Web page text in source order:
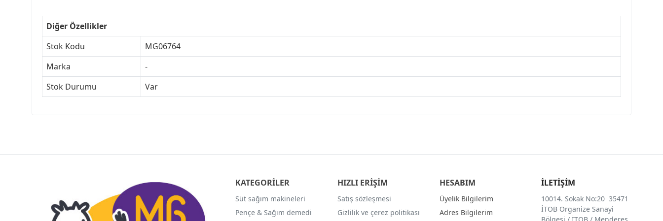
Diğer Özellikler
Stok Kodu
MG06764
Marka
-
Stok Durumu
Var
KATEGORİLER
Süt sağım makineleri
Pençe & Sağım demedi
HIZLI ERİŞİM
Satış sözleşmesi
Gizlilik ve çerez politikası
HESABIM
Üyelik Bilgilerim
Adres Bilgilerim
İLETİŞİM
10014. Sokak No:20 35471
İTOB Organize Sanayi
Bölgesi / İTOB / Menderes